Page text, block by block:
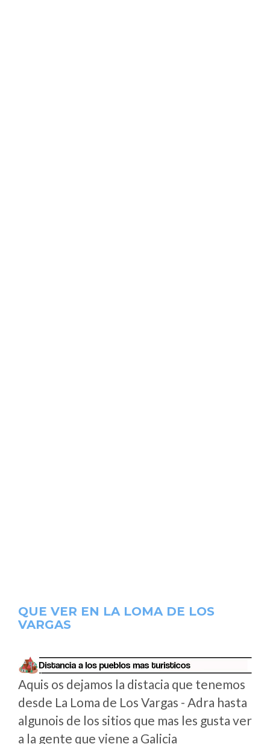
QUE VER EN LA LOMA DE LOS
VARGAS
Aquis os dejamos la distacia que tenemos
desde La Loma de Los Vargas - Adra hasta
algunois de los sitios que mas les gusta ver
a la gente que viene a Galicia